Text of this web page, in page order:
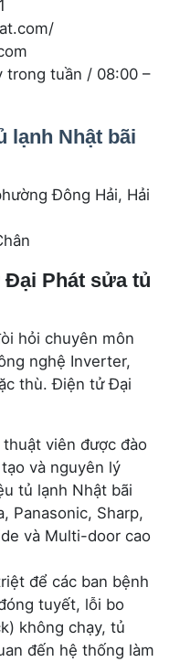
trong tuần / 08:00 –
lạnh Nhật bãi
Đông Hải, Hải
Phát sửa tủ
hỏi chuyên môn
nghệ Inverter,
thù. Điện tử Đại
viên được đào
và nguyên lý
tủ lạnh Nhật bãi
Panasonic, Sharp,
và Multi-door cao
để các ban bệnh
tuyết, lỗi bo
không chạy, tủ
đến hệ thống làm